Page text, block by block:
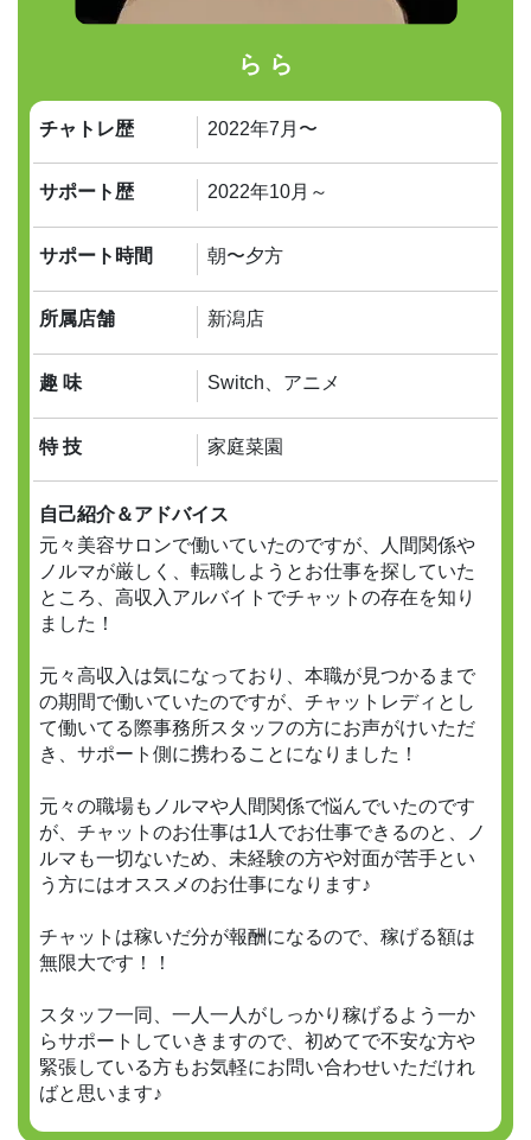
ら ら
チャトレ歴 2022年7月〜
サポート歴 2022年10月～
サポート時間 朝〜夕方
所属店舗 新潟店
趣 味 Switch、アニメ
特 技 家庭菜園
自己紹介＆アドバイス
元々美容サロンで働いていたのですが、人間関係や
ノルマが厳しく、転職しようとお仕事を探していた
ところ、高収入アルバイトでチャットの存在を知り
ました！
元々高収入は気になっており、本職が見つかるまで
の期間で働いていたのですが、チャットレディとし
て働いてる際事務所スタッフの方にお声がけいただ
き、サポート側に携わることになりました！
元々の職場もノルマや人間関係で悩んでいたのです
が、チャットのお仕事は1人でお仕事できるのと、ノ
ルマも一切ないため、未経験の方や対面が苦手とい
う方にはオススメのお仕事になります♪
チャットは稼いだ分が報酬になるので、稼げる額は
無限大です！！
スタッフ一同、一人一人がしっかり稼げるよう一か
らサポートしていきますので、初めてで不安な方や
緊張している方もお気軽にお問い合わせいただけれ
ばと思います♪